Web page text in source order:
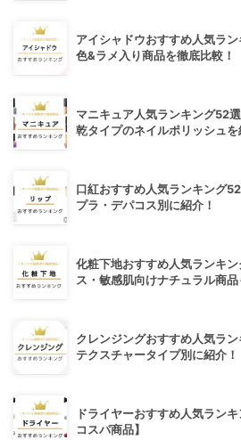
アイシャドウおすすめ人気ラ
色&ラメ入り商品を徹底比較！
マニキュア人気ランキング52
乾タイプのネイルポリッシュを
口紅おすすめ人気ランキング
プラ・デパコス別に紹介！
化粧下地おすすめ人気ランキ
ス・敏感肌向けナチュラル商品
クレンジングおすすめ人気ラ
テクスチャータイプ別に紹介！
ドライヤーおすすめ人気ラン
コスパ商品】